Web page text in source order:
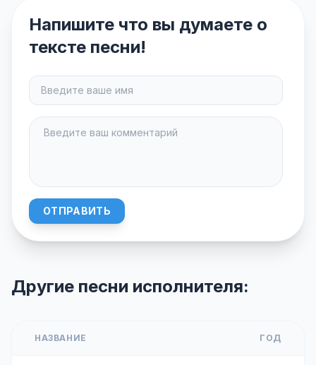
Напишите что вы думаете о
тексте песни!
ОТПРАВИТЬ
Другие песни исполнителя:
НАЗВАНИЕ ГОД